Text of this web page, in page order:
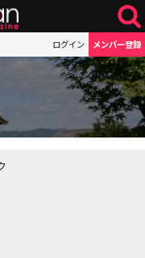
ログイン メンバー登録